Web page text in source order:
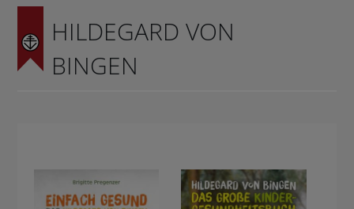
KOCHEN & GESUNDHEIT
KINDER- & JUGENDBUCH
HILDEGARD VON
BINGEN